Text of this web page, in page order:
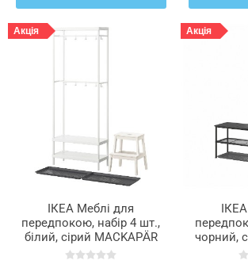
Глибина
Кількість
відкритих
Кількість
гачків
Акція
ІКЕА Меблі для
передпокою, набір 4 шт.,
білий, сірий MACKAPÄR
МАККАПЕР / BAGGMUCK
Акція
чорний,